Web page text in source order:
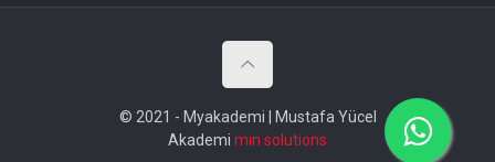
© 2021 - Myakademi | Mustafa Yücel
Akademi min solutions